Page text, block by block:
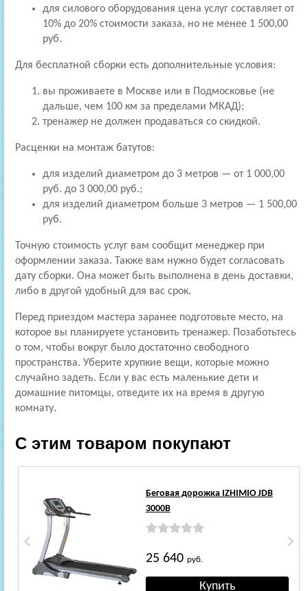
для силового оборудования цена услуг составляет от
10% до 20% стоимости заказа, но не менее 1 500,00
руб.
Для бесплатной сборки есть дополнительные условия:
вы проживаете в Москве или в Подмосковье (не
дальше, чем 100 км за пределами МКАД);
тренажер не должен продаваться со скидкой.
Расценки на монтаж батутов:
для изделий диаметром до 3 метров — от 1 000,00
руб. до 3 000,00 руб.;
для изделий диаметром больше 3 метров — 1 500,00
руб.
Точную стоимость услуг вам сообщит менеджер при
оформлении заказа. Также вам нужно будет согласовать
дату сборки. Она может быть выполнена в день доставки,
либо в другой удобный для вас срок.
Перед приездом мастера заранее подготовьте место, на
которое вы планируете установить тренажер. Позаботьтесь
о том, чтобы вокруг было достаточно свободного
пространства. Уберите хрупкие вещи, которые можно
случайно задеть. Если у вас есть маленькие дети и
домашние питомцы, отведите их на время в другую
комнату.
С этим товаром покупают
Беговая дорожка IZHIMIO JDB
3000B
25 640 руб.